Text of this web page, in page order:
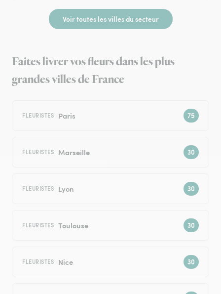
Voir toutes les villes du secteur
Faites livrer vos fleurs dans les plus
grandes villes de France
FLEURISTES Paris
FLEURISTES Marseille
FLEURISTES Lyon
FLEURISTES Toulouse
FLEURISTES Nice